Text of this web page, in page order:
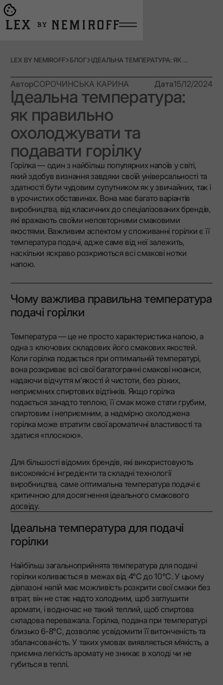
Go to main page
LEX BY NEMIROFF БЛОГ ІДЕАЛЬНА ТЕМПЕРАТУРА: ЯК ПРАВИЛЬНО ОХОЛОДЖУВАТИ ТА ПОДАВАТИ ГОРІЛКУ
АвторСОРОЧИНСЬКА КАРИНА Дата15/12/2024
Ідеальна температура:
як правильно
охолоджувати та
подавати горілку
Горілка — один з найбільш популярних напоїв у світі,
який здобув визнання завдяки своїй універсальності та
здатності бути чудовим супутником як у звичайних, так і
в урочистих обставинах. Вона має багато варіантів
виробництва, від класичних до спеціалізованих брендів,
які вражають своїми неповторними смаковими
якостями. Важливим аспектом у споживанні горілки є її
температура подачі, адже саме від неї залежить,
наскільки яскраво розкриються всі смакові нотки
напою.
Чому важлива правильна температура
подачі горілки
Температура — це не просто характеристика напою, а
одна з ключових складових його смакових якостей.
Коли горілка подається при оптимальній температурі,
вона розкриває всі свої багатогранні смакові нюанси,
надаючи відчуття м'якості й чистоти, без різких,
неприємних спиртових відтінків. Якщо горілка
подається занадто теплою, її смак може стати грубим,
спиртовим і неприємним, а надмірно охолоджена
горілка може втратити свої ароматичні властивості та
здатися «плоскою».
Для більшості відомих брендів, які використовують
високоякісні інгредієнти та складні технології
виробництва, саме оптимальна температура подачі є
критичною для досягнення ідеального смакового
досвіду.
Ідеальна температура для подачі
горілки
Найбільш загальноприйнята температура для подачі
горілки коливається в межах від 4°C до 10°C. У цьому
діапазоні напій має можливість розкрити свої смаки без
втрат, він не стає надто холодним, щоб заглушити
аромати, і водночас не такий теплий, щоб спиртова
складова переважала. Горілка, подана при температурі
близько 6-8°C, дозволяє усвідомити її витонченість та
збалансованість. У таких умовах виявляється м’якість, а
приємна легкість аромату не зникає в холоді чи не
губиться в теплі.